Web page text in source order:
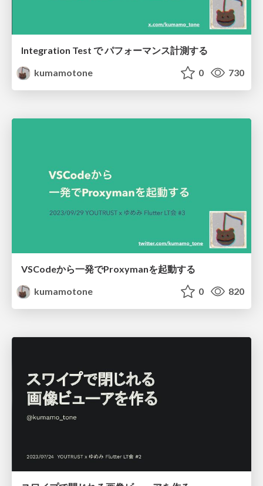
Integration Test で パフォーマンス計測する
kumamotone
0 730
VSCodeから一発でProxymanを起動する
kumamotone
0 820